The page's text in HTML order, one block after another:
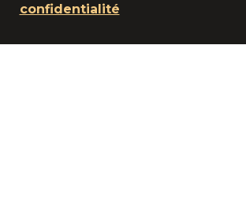
confidentialité